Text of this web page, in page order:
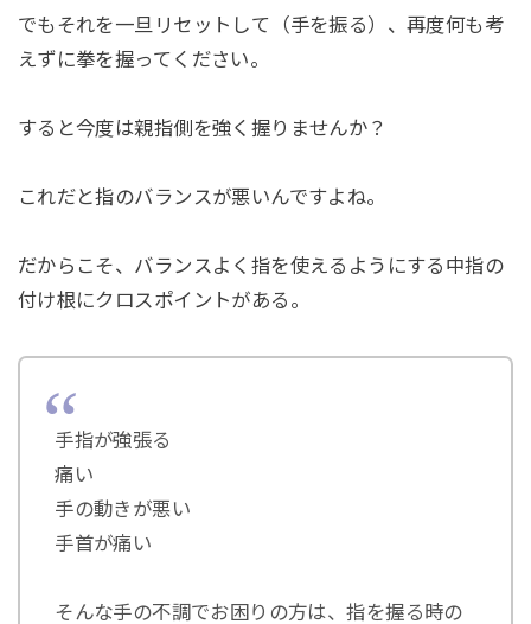
でもそれを一旦リセットして（手を振る）、再度何も考
えずに拳を握ってください。
すると今度は親指側を強く握りませんか？
これだと指のバランスが悪いんですよね。
だからこそ、バランスよく指を使えるようにする中指の
付け根にクロスポイントがある。
手指が強張る
痛い
手の動きが悪い
手首が痛い
そんな手の不調でお困りの方は、指を握る時の